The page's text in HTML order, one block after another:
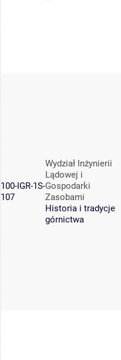
100-IGR-1S-
107
Wydział Inżynierii
Lądowej i
Gospodarki
Zasobami
Historia i tradycje
górnictwa